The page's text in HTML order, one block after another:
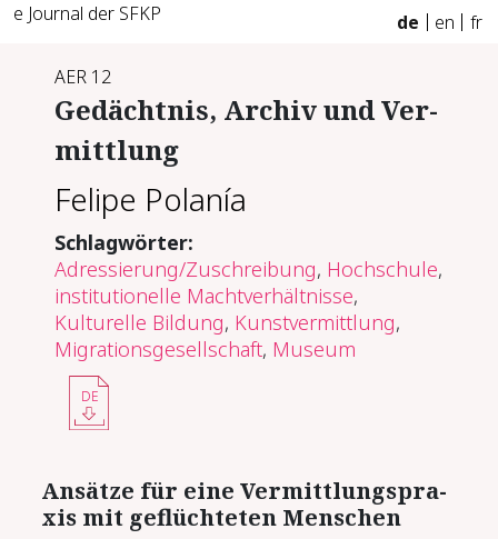
e Journal der SFKP de en fr
AER 12
Ge­dächt­nis, Ar­chiv und Ver­
mitt­lung
Felipe Polanía
Schlagwörter:
Adressierung/Zuschreibung, Hochschule,
institutionelle Machtverhältnisse,
Kulturelle Bildung, Kunstvermittlung,
Migrationsgesellschaft, Museum
DE
An­sät­ze für ei­ne Ver­mitt­lungs­pra­
xis mit ge­flüch­te­ten Men­schen